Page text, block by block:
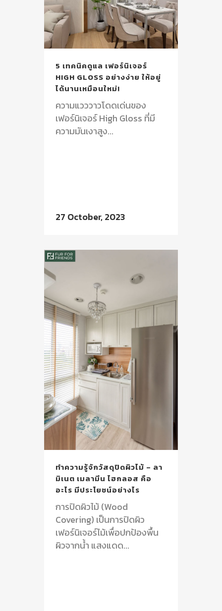
5 เทคนิคดูแล เฟอร์นิเจอร์
HIGH GLOSS อย่างง่าย ให้อยู่
ได้นานเหมือนใหม่!
ความแวววาวโดดเด่นของ
เฟอร์นิเจอร์ High Gloss ที่มี
ความมันเงาสูง...
27 October, 2023
ทำความรู้จักวัสดุปิดผิวไม้ – ลา
มิเนต เมลามีน ไฮกลอส คือ
อะไร มีประโยชน์อย่างไร
การปิดผิวไม้ (Wood
Covering) เป็นการปิดผิว
เฟอร์นิเจอร์ไม้เพื่อปกป้องพื้น
ผิวจากน้ำ แสงแดด...